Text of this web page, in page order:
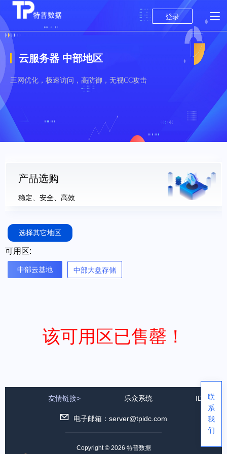
登录
云服务器 中部地区
三网优化，极速访问，高防御，无视CC攻击
产品选购
稳定、安全、高效
选择其它地区
可用区:
中部云基地 中部大盘存储
该可用区已售罄！
友情链接> 乐众系统 IDC公司
电子邮箱：server@tpidc.com
Copyright © 2026 特普数据
联
系
我
们